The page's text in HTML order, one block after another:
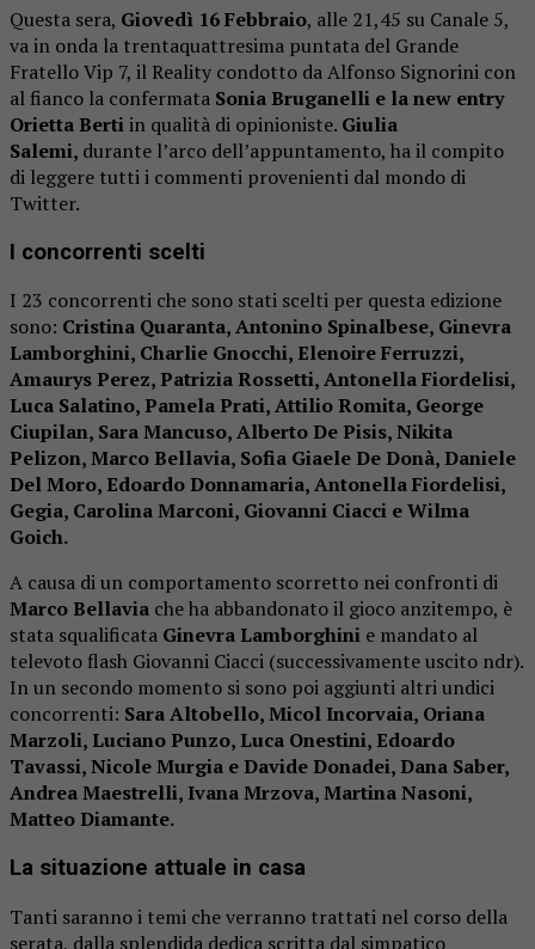
Questa sera, Giovedì 16Febbraio, alle 21,45 su Canale 5,
va in onda la trentaquattresima puntata del Grande
Fratello Vip 7, il Reality condotto da Alfonso Signorini con
al fianco la confermata Sonia Bruganelli e la new entry
Orietta Bertiin qualità di opinioniste. Giulia
Salemi, durante l’arco dell’appuntamento, ha il compito
di leggere tutti i commenti provenienti dal mondo di
Twitter.
I concorrenti scelti
I 23 concorrenti che sono stati scelti per questa edizione
sono: Cristina Quaranta, Antonino Spinalbese, Ginevra
Lamborghini, Charlie Gnocchi, Elenoire Ferruzzi,
Amaurys Perez, Patrizia Rossetti, Antonella Fiordelisi,
Luca Salatino, Pamela Prati, Attilio Romita, George
Ciupilan, Sara Mancuso, Alberto De Pisis, Nikita
Pelizon, Marco Bellavia, Sofia Giaele De Donà, Daniele
Del Moro, Edoardo Donnamaria, Antonella Fiordelisi,
Gegia, Carolina Marconi, Giovanni Ciacci e Wilma
Goich.
A causa di un comportamento scorretto nei confronti di
Marco Bellavia che ha abbandonato il gioco anzitempo, è
stata squalificata Ginevra Lamborghini e mandato al
televoto flash Giovanni Ciacci (successivamente uscito ndr).
In un secondo momento si sono poi aggiunti altri undici
concorrenti: Sara Altobello, Micol Incorvaia, Oriana
Marzoli, Luciano Punzo, Luca Onestini, Edoardo
Tavassi, Nicole Murgia e Davide Donadei, Dana Saber,
Andrea Maestrelli, Ivana Mrzova, Martina Nasoni,
Matteo Diamante.
La situazione attuale in casa
Tanti saranno i temi che verranno trattati nel corso della
serata, dalla splendida dedica scritta dal simpatico